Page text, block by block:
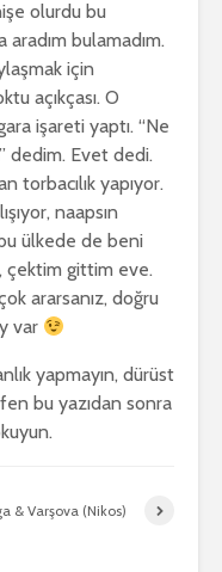
olurdu bu
bulamadım.
için
açıkçası. O
işareti yaptı. “Ne
dedim. Evet dedi.
torbacılık yapıyor.
naapsın
ülkede de beni
çektim gittim eve.
ararsanız, doğru
var
yapmayın, dürüst
bu yazıdan sonra
& Varşova (Nikos)